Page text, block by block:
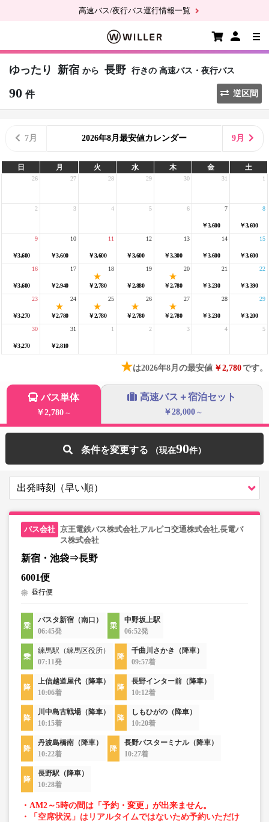
高速バス/夜行バス運行情報一覧
ゆったり 新宿 から 長野 行きの 高速バス・夜行バス
90 件 逆区間
7月 2026年8月最安値カレンダー 9月
日 月 火 水 木 金 土
26 27 28 29 30 31 1
2 3 4 5 6
￥3,600
7
￥3,600
8
￥3,600
9
￥3,600
10
￥3,600
11
￥3,600
12
￥3,300
13
￥3,600
14
￥3,600
15
￥3,600
16
￥2,940
17
￥2,780
18
￥2,880
19
￥2,780
20
￥3,230
21
￥3,390
22
￥3,270
23
￥2,780
24
￥2,780
25
￥2,780
26
￥2,780
27
￥3,230
28
￥3,200
29
￥3,270
30
￥2,810
31 1 2 3 4 5
★は2026年8月の最安値 ￥2,780です。
バス単体
￥2,780 ～
高速バス＋宿泊セット
￥28,000 ～
条件を変更する 90
京王電鉄バス株式会社,アルピコ交通株式会社,長電バ
ス株式会社
新宿・池袋⇒長野
6001便
昼行便
バスタ新宿（南口）
06:45発
中野坂上駅
06:52発
練馬駅（練馬区役所）
07:11発
千曲川さかき（降車）
09:57着
上信越道屋代（降車）
10:06着
長野インター前（降車）
10:12着
川中島古戦場（降車）
10:15着
しもひがの（降車）
10:20着
丹波島橋南（降車）
10:22着
長野バスターミナル（降車）
10:27着
長野駅（降車）
10:28着
・AM2～5時の間は「予約・変更」が出来ません。
・「空席状況」はリアルタイムではないため予約いただけ